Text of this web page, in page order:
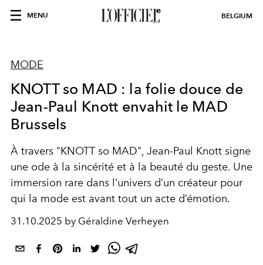
MENU BELGIUM
MODE
KNOTT so MAD : la folie douce de
Jean-Paul Knott envahit le MAD
Brussels
À travers "KNOTT so MAD", Jean-Paul Knott signe
une ode à la sincérité et à la beauté du geste. Une
immersion rare dans l’univers d’un créateur pour
qui la mode est avant tout un acte d’émotion.
31.10.2025 by Géraldine Verheyen